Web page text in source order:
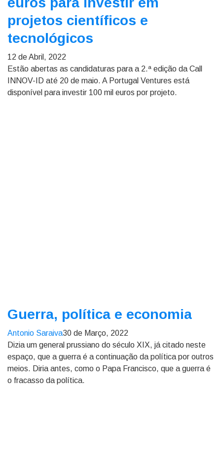
projetos científicos e
tecnológicos
12 de Abril, 2022
Estão abertas as candidaturas para a 2.ª edição da Call
INNOV-ID até 20 de maio. A Portugal Ventures está
disponível para investir 100 mil euros por projeto.
Guerra, política e economia
Antonio Saraiva30 de Março, 2022
Dizia um general prussiano do século XIX, já citado neste
espaço, que a guerra é a continuação da política por outros
meios. Diria antes, como o Papa Francisco, que a guerra é
o fracasso da política.